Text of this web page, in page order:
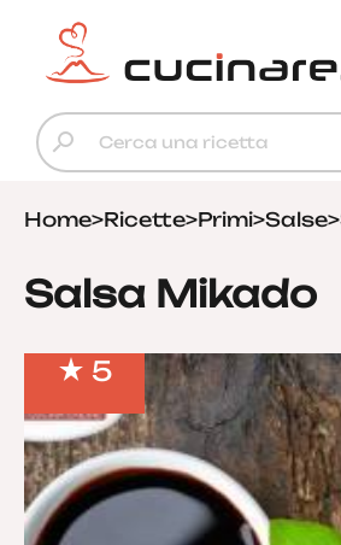
Home>Ricette>Primi>Salse>
Salsa Mikado
5